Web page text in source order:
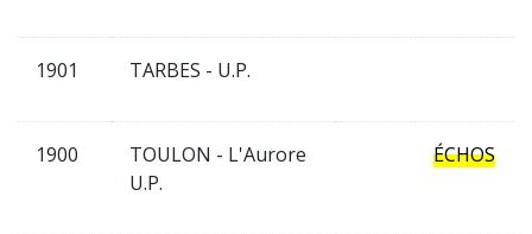
1901 TARBES - U.P.
1900
TOULON - L'Aurore
U.P.
ÉCHOS